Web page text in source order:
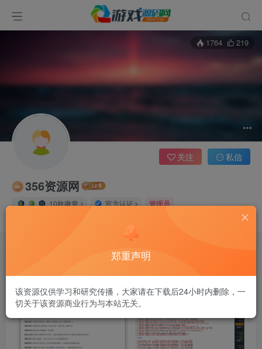
1764 219
356资源网
10枚徽章 官方认证 管理员
关注 私信
版块0 帖子
发布 21 排序
郑重声明
该资源仅供学习和研究传播，大家请在下载后24小时内删除，一
切关于该资源商业行为与本站无关。